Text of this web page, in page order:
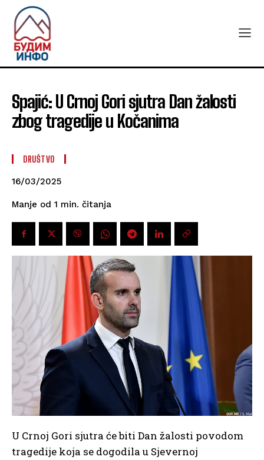
Spajić: U Crnoj Gori sjutra Dan žalosti
zbog tragedije u Kočanima
DRUŠTVO
16/03/2025
Manje od 1 min. čitanja
U Crnoj Gori sjutra će biti Dan žalosti povodom
tragedije koja se dogodila u Sjevernoj